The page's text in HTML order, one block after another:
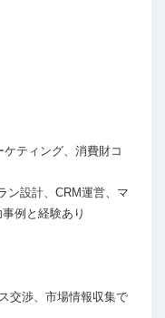
ティング、消費財コ
ン設計、CRM運営、マ
例と経験あり
交渉、市場情報収集で